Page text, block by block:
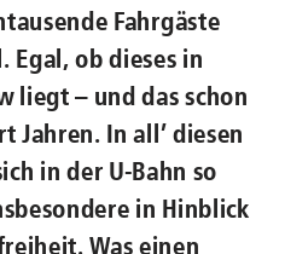
Fahrgäste
Egal, ob dieses in
liegt – und das schon
Jahren. In all’ diesen
in der U-Bahn so
in Hinblick
Was einen